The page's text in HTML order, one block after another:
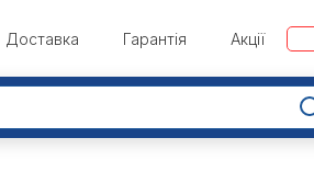
Доставка Гарантія Акції